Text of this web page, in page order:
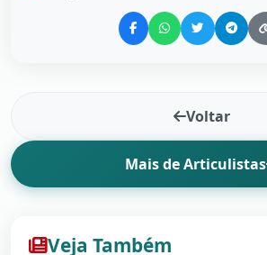
Voltar
Mais de Articulistas
Veja Também